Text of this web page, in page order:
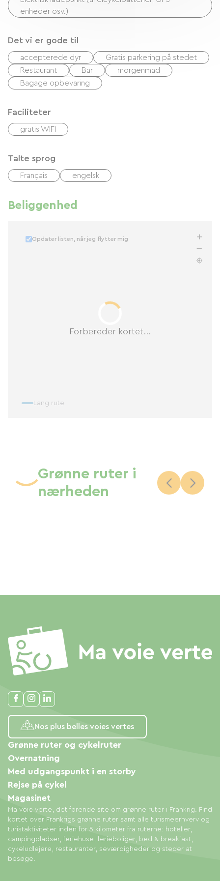
enheder osv.)
Det vi er gode til
accepterede dyr
Gratis parkering på stedet
Restaurant
Bar
morgenmad
Bagage opbevaring
Faciliteter
gratis WIFI
Talte sprog
Français engelsk
Beliggenhed
Forbereder kortet...
Opdater listen, når jeg flytter mig
Lang rute
Grønne ruter i
nærheden
Nos plus belles voies vertes
Ma voie verte, det førende site om grønne ruter i Frankrig. Find
kortet over Frankrigs grønne ruter samt alle turismeerhverv og
turistaktiviteter inden for 5 kilometer fra ruterne: hoteller,
campingpladser, feriehuse, ferieboliger, bed & breakfast,
cykeludlejere, restauranter, seværdigheder og steder at
besøge.
Grønne ruter og cykelruter
Overnatning
Med udgangspunkt i en storby
Rejse på cykel
Magasinet